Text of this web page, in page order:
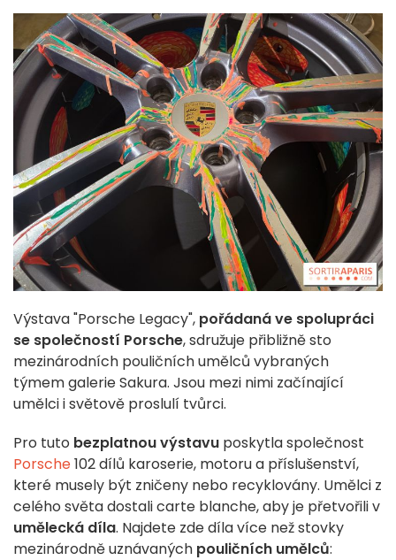
Výstava "Porsche Legacy", pořádaná ve spolupráci
se společností Porsche,sdružuje přibližně sto
mezinárodních pouličních umělců vybraných
týmem galerie Sakura. Jsou mezi nimi začínající
umělci i světově proslulí tvůrci.
Pro tuto bezplatnou výstavu poskytla společnost
Porsche102 dílů karoserie, motoru a příslušenství,
které musely být zničeny nebo recyklovány. Umělci z
celého světa dostali carte blanche, aby je přetvořili v
umělecká díla. Najdete zde díla více než stovky
mezinárodně uznávaných pouličních umělců: